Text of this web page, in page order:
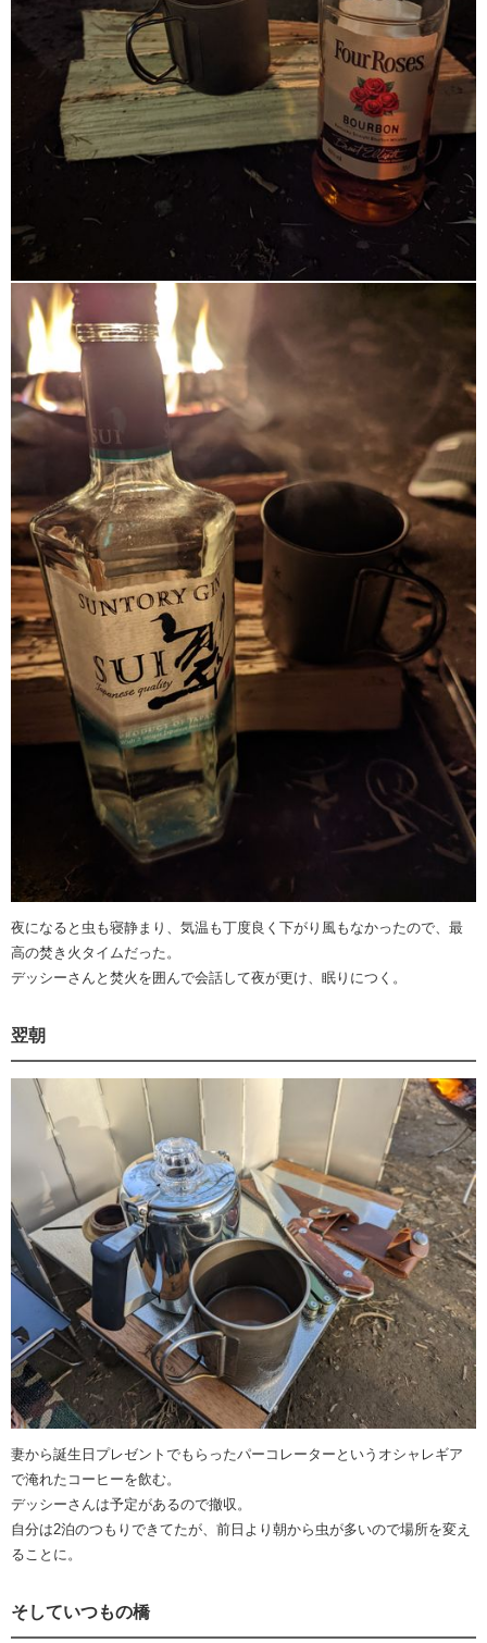
夜になると虫も寝静まり、気温も丁度良く下がり風もなかったので、最
高の焚き火タイムだった。
デッシーさんと焚火を囲んで会話して夜が更け、眠りにつく。
翌朝
妻から誕生日プレゼントでもらったパーコレーターというオシャレギア
で淹れたコーヒーを飲む。
デッシーさんは予定があるので撤収。
自分は2泊のつもりできてたが、前日より朝から虫が多いので場所を変え
ることに。
そしていつもの橋